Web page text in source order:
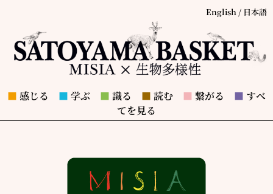
English / 日本語
■ 感じる ■ 学ぶ ■ 識る ■ 読む ■ 繋がる ■ すべ
てを見る